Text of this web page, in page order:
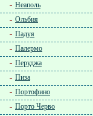
Неаполь
Ольбия
Падуя
Палермо
Перуджа
Пиза
Портофино
Порто Черво